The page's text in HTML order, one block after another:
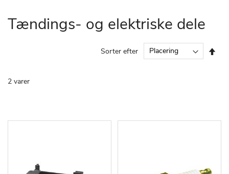
Tændings- og elektriske dele
2 varer
Sorter efter